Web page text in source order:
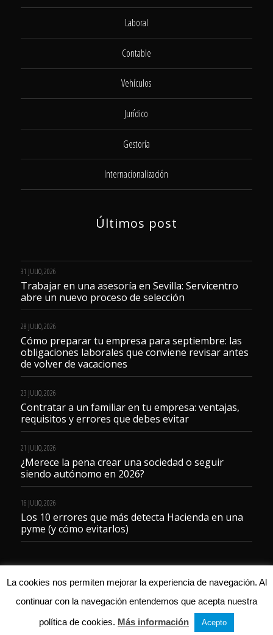
Laboral
Contable
Vehículos
Jurídico
Gestoría
Internacionalización
Últimos post
31 JULIO, 2026
Trabajar en una asesoría en Sevilla: Servicentro
abre un nuevo proceso de selección
28 JULIO, 2026
Cómo preparar tu empresa para septiembre: las
obligaciones laborales que conviene revisar antes
de volver de vacaciones
23 JULIO, 2026
Contratar a un familiar en tu empresa: ventajas,
requisitos y errores que debes evitar
21 JULIO, 2026
¿Merece la pena crear una sociedad o seguir
siendo autónomo en 2026?
16 JULIO, 2026
Los 10 errores que más detecta Hacienda en una
pyme (y cómo evitarlos)
Aviso legal
La cookies nos permiten mejorar la experiencia de navegación. Al
continuar con la navegación entendemos que acepta nuestra
política de cookies. Más información Acepto